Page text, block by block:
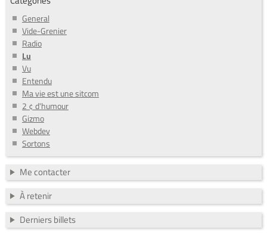
General
Vide-Grenier
Radio
Lu
Vu
Entendu
Ma vie est une sitcom
2 ¢ d'humour
Gizmo
Webdev
Sortons
Me contacter
À retenir
Derniers billets